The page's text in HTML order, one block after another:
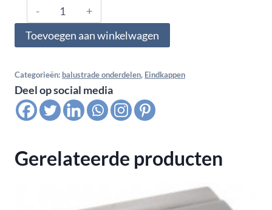
304.337.0125,
Eindkappen
Quick-
vlak,
M8,
voor
satin
Toevoegen aan winkelwagen
Categorieën: balustrade onderdelen, Eindkappen
Deel op social media
Gerelateerde producten